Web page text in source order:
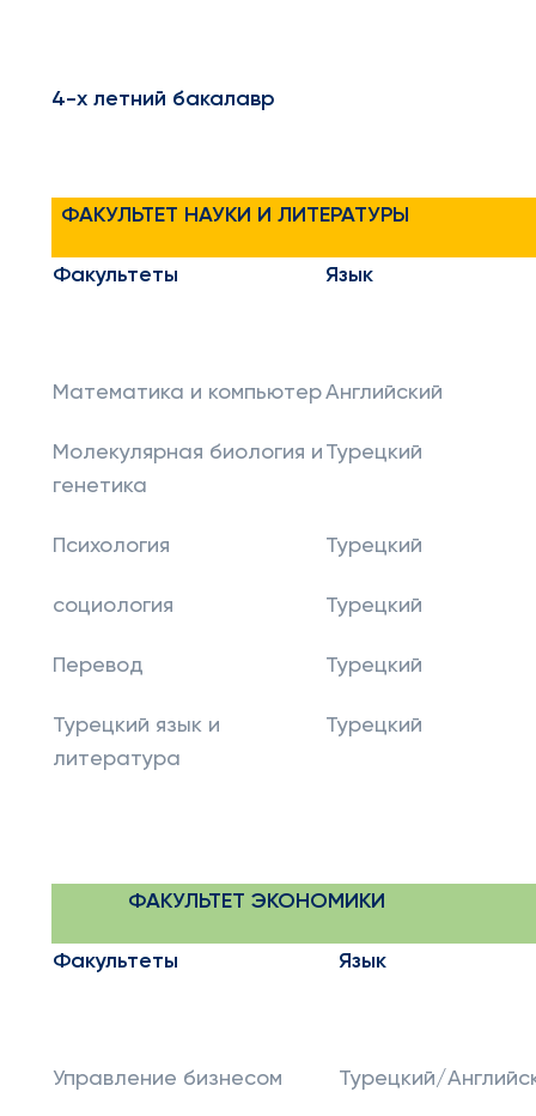
4-х летний бакалавр
ФАКУЛЬТЕТ НАУКИ И ЛИТЕРАТУРЫ
Факультеты Язык
Математика и компьютерАнглийский
Молекулярная биология и
генетика
Турецкий
Психология Турецкий
социология Турецкий
Перевод Турецкий
Турецкий язык и
литература
Турецкий
ФАКУЛЬТЕТ ЭКОНОМИКИ
Факультеты Язык
Управление бизнесом Турецкий/